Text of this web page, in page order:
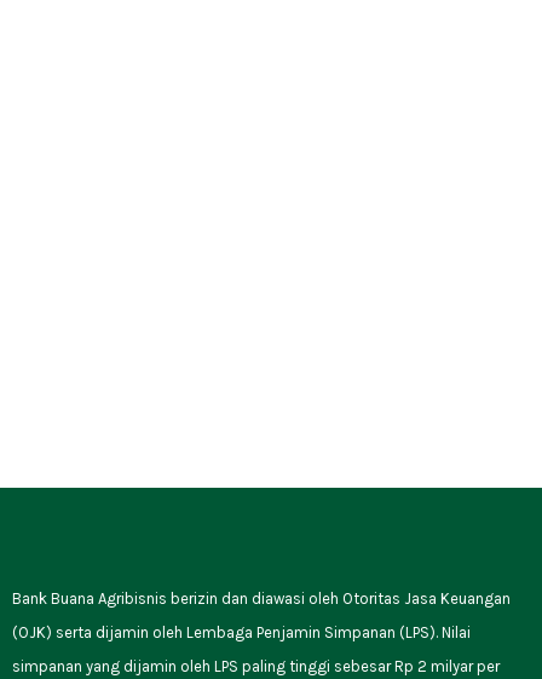
Bank Buana Agribisnis berizin dan diawasi oleh Otoritas Jasa Keuangan
(OJK) serta dijamin oleh Lembaga Penjamin Simpanan (LPS). Nilai
simpanan yang dijamin oleh LPS paling tinggi sebesar Rp 2 milyar per